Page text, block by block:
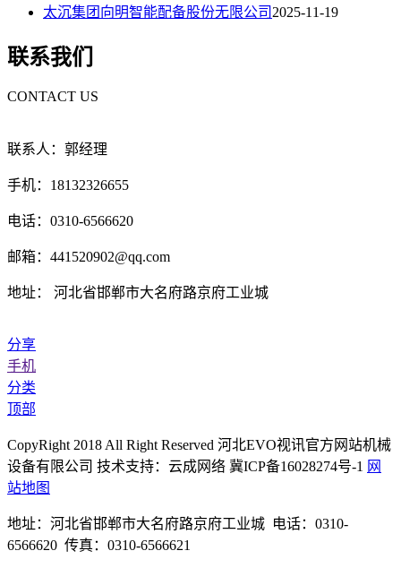
太沉集团向明智能配备股份无限公司2025-11-19
联系我们
CONTACT US
联系人：郭经理
手机：18132326655
电话：0310-6566620
邮箱：441520902@qq.com
地址： 河北省邯郸市大名府路京府工业城
分享
手机
分类
顶部
CopyRight 2018 All Right Reserved 河北EVO视讯官方网站机械
设备有限公司 技术支持：云成网络 冀ICP备16028274号-1 网
站地图
地址：河北省邯郸市大名府路京府工业城 电话：0310-
6566620 传真：0310-6566621